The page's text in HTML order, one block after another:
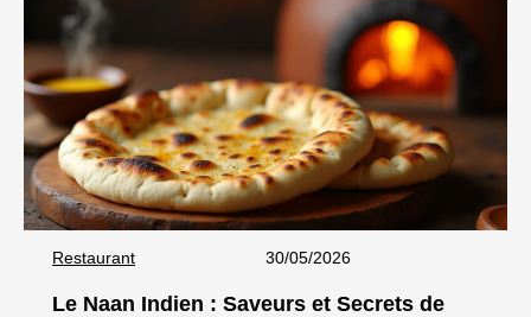
Restaurant 30/05/2026
Le Naan Indien : Saveurs et Secrets de